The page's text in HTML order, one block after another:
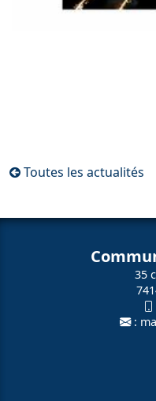
Toutes les actualités
35
: